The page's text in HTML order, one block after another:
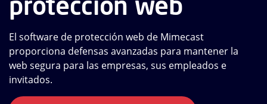
El software de protección web de Mimecast
proporciona defensas avanzadas para mantener la
web segura para las empresas, sus empleados e
invitados.